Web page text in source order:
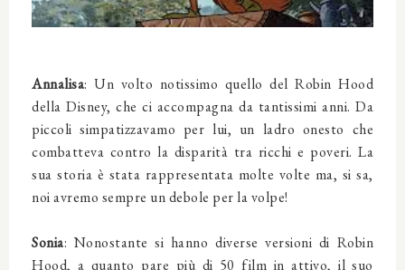
Annalisa: Un volto notissimo quello del Robin Hood
della Disney, che ci accompagna da tantissimi anni. Da
piccoli simpatizzavamo per lui, un ladro onesto che
combatteva contro la disparità tra ricchi e poveri. La
sua storia è stata rappresentata molte volte ma, si sa,
noi avremo sempre un debole per la volpe!
Sonia: Nonostante si hanno diverse versioni di Robin
Hood, a quanto pare più di 50 film in attivo, il suo